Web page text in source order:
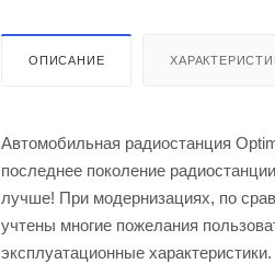
ОПИСАНИЕ
Автомобильная радиостанция
последнее поколение
лучше! При модернизациях, по
учтены многие пожелания
эксплуатационные